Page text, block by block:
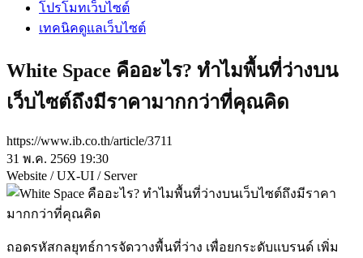
โปรโมทเว็บไซต์
เทคนิคดูแลเว็บไซต์
White Space คืออะไร? ทำไมพื้นที่ว่างบน
เว็บไซต์ถึงมีราคามากกว่าที่คุณคิด
https://www.ib.co.th/article/3711
31 พ.ค. 2569 19:30
Website / UX-UI / Server
ถอดรหัสกลยุทธ์การจัดวางพื้นที่ว่าง เพื่อยกระดับแบรนด์ เพิ่ม